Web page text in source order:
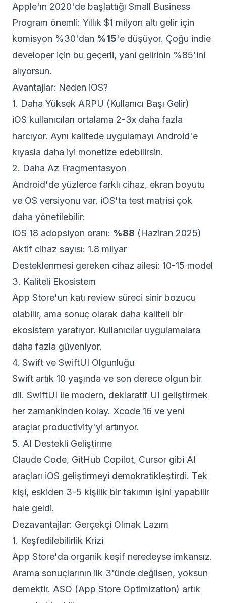
Apple'ın 2020'de başlattığı Small Business
Program önemli: Yıllık $1 milyon altı gelir için
komisyon %30'dan %15'e düşüyor. Çoğu indie
developer için bu geçerli, yani gelirinin %85'ini
alıyorsun.
Avantajlar: Neden iOS?
1. Daha Yüksek ARPU (Kullanıcı Başı Gelir)
iOS kullanıcıları ortalama 2-3x daha fazla
harcıyor. Aynı kalitede uygulamayı Android'e
kıyasla daha iyi monetize edebilirsin.
2. Daha Az Fragmentasyon
Android'de yüzlerce farklı cihaz, ekran boyutu
ve OS versiyonu var. iOS'ta test matrisi çok
daha yönetilebilir:
iOS 18 adopsiyon oranı: %88 (Haziran 2025)
Aktif cihaz sayısı: 1.8 milyar
Desteklenmesi gereken cihaz ailesi: 10-15 model
3. Kaliteli Ekosistem
App Store'un katı review süreci sinir bozucu
olabilir, ama sonuç olarak daha kaliteli bir
ekosistem yaratıyor. Kullanıcılar uygulamalara
daha fazla güveniyor.
4. Swift ve SwiftUI Olgunluğu
Swift artık 10 yaşında ve son derece olgun bir
dil. SwiftUI ile modern, deklaratif UI geliştirmek
her zamankinden kolay. Xcode 16 ve yeni
araçlar productivity'yi artırıyor.
5. AI Destekli Geliştirme
Claude Code, GitHub Copilot, Cursor gibi AI
araçları iOS geliştirmeyi demokratikleştirdi. Tek
kişi, eskiden 3-5 kişilik bir takımın işini yapabilir
hale geldi.
Dezavantajlar: Gerçekçi Olmak Lazım
1. Keşfedilebilirlik Krizi
App Store'da organik keşif neredeyse imkansız.
Arama sonuçlarının ilk 3'ünde değilsen, yoksun
demektir. ASO (App Store Optimization) artık